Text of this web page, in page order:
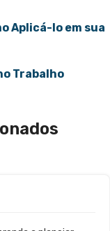
Aplicá-lo em sua
Trabalho